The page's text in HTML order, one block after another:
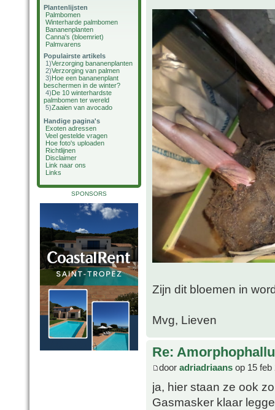
Plantenlijsten
Palmbomen
Winterharde palmbomen
Bananenplanten
Canna's (bloemriet)
Palmvarens
Populairste artikels
1)Verzorging bananenplanten
2)Verzorging van palmen
3)Hoe een bananenplant
beschermen in de winter?
4)De 10 winterhardste
palmbomen ter wereld
5)Zaaien van avocado
Handige pagina's
Exoten adressen
Veel gestelde vragen
Hoe foto's uploaden
Richtlijnen
Disclaimer
Link naar ons
Links
SPONSORS
Zijn dit bloemen in
Mvg, Lieven
Re:
door adriadriaans op 15 feb
ja, hier staan ze ook
Gasmasker klaar